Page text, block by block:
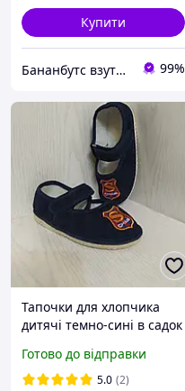
Купити
Бананбутс взуття сумки рюкзаки аксесуари 99%
Тапочки для хлопчика
дитячі темно-сині в садок
30р. 31р. 32р.
Готово до відправки
5.0 (2)